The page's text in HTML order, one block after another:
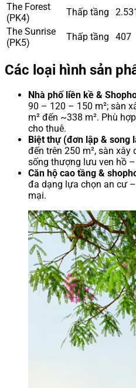
The Forest
(PK4)
Thấp tầng
The Sunrise
(PK5)
Thấp tầng 407
Các loại hình sản
Nhà phố liền kề &
90 – 120 – 150 m²; sàn
m² đến ~338 m². Phù
cho thuê.
Biệt thự (đơn lập & song
đến trên 250 m², sàn
sống thượng lưu ven hồ
Căn hộ cao tầng &
đa dạng lựa chọn an cư
mại.